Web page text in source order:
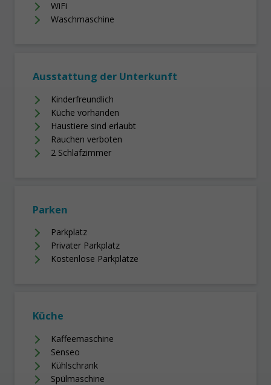
WiFi
Waschmaschine
Ausstattung der Unterkunft
Kinderfreundlich
Küche vorhanden
Haustiere sind erlaubt
Rauchen verboten
2 Schlafzimmer
Parken
Parkplatz
Privater Parkplatz
Kostenlose Parkplätze
Küche
Kaffeemaschine
Senseo
Kühlschrank
Spülmaschine